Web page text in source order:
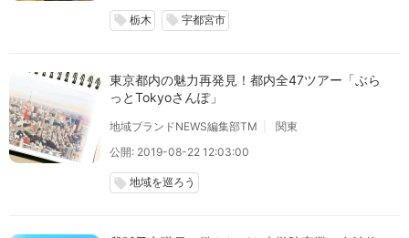
local_offer 栃木 local_offer 宇都宮市
東京都内の魅力再発見！都内全47ツアー「ぶら
っとTokyoさんぽ」
地域ブランドNEWS編集部TM
関東
公開: 2019-08-22 12:03:00
local_offer 地域を巡ろう